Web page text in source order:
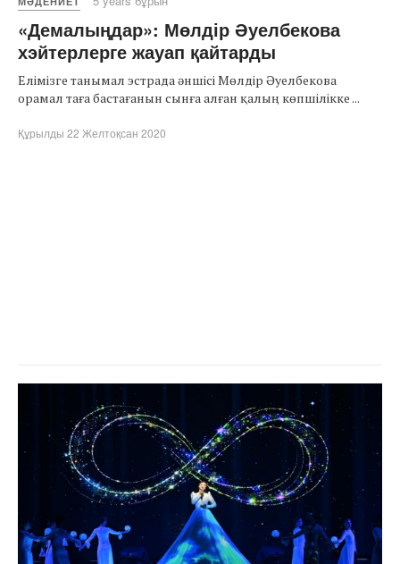
«Демалыңдар»: Мөлдір Әуелбекова
хэйтерлерге жауап қайтарды
Елімізге танымал эстрада әншісі Мөлдір Әуелбекова
орамал таға бастағанын сынға алған қалың көпшілікке ...
Құрылды 22 Желтоқсан 2020